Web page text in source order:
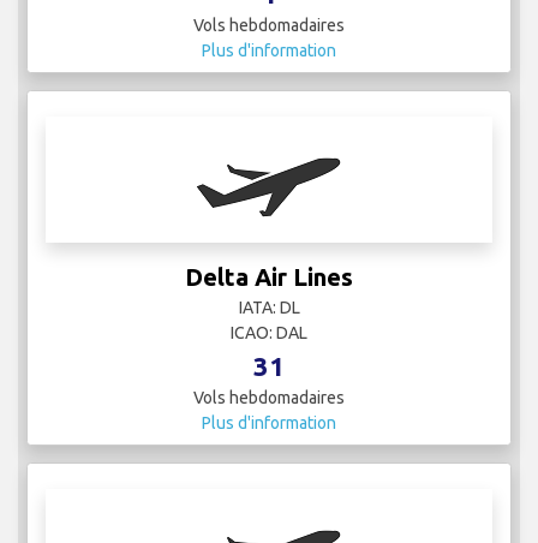
Delta Air Lines
IATA: DL
ICAO: DAL
Plus d'information
EasyJet
IATA:
ICAO:
36
Plus d'information